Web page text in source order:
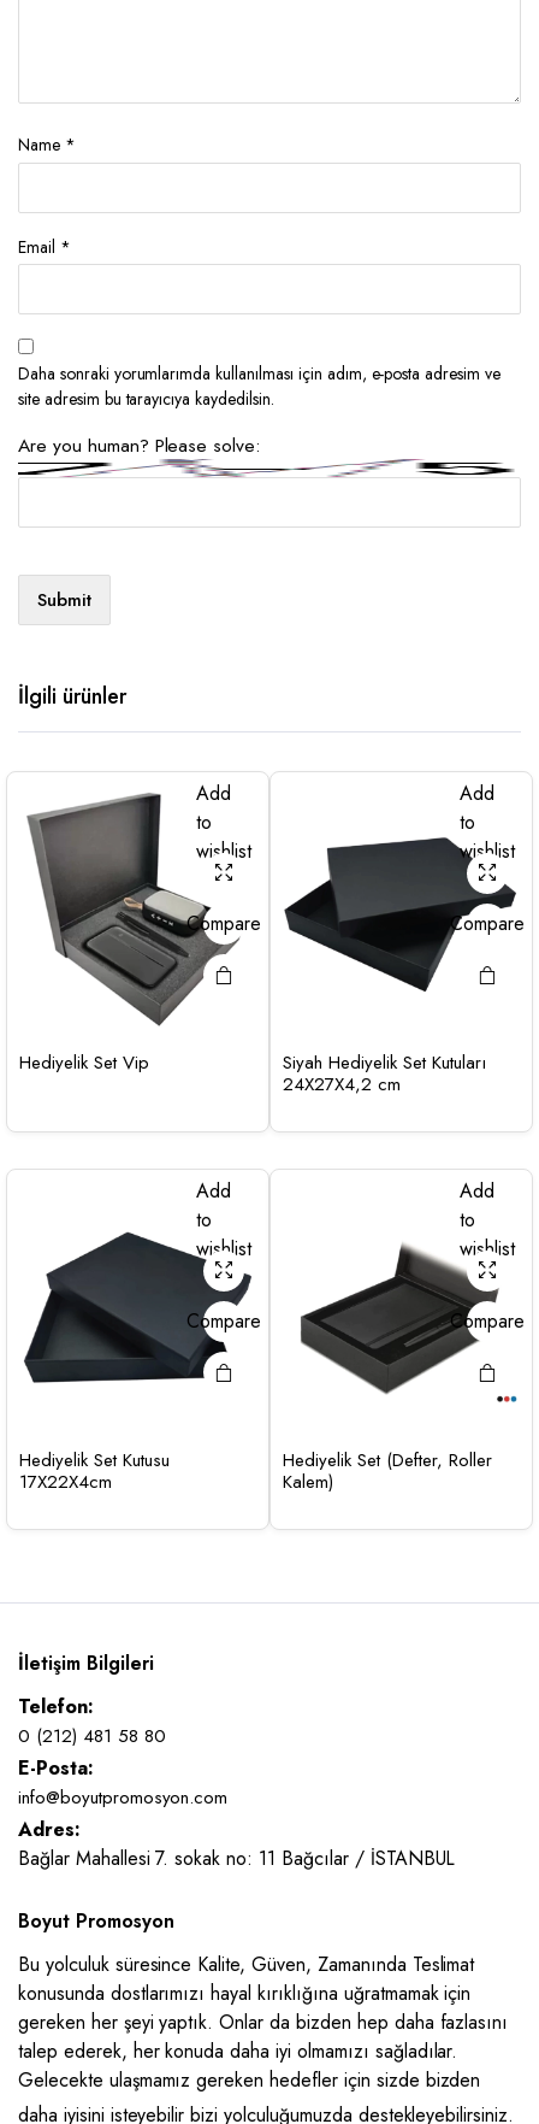
Name *
Email *
Daha sonraki yorumlarımda kullanılması için adım, e-posta adresim ve
site adresim bu tarayıcıya kaydedilsin.
Are you human? Please solve:
İlgili ürünler
Add
to
wishlist
Compare
Hediyelik Set Vip
Add
to
wishlist
Compare
Siyah Hediyelik Set Kutuları
24X27X4,2 cm
Add
to
wishlist
Compare
Hediyelik Set Kutusu
17X22X4cm
Add
to
wishlist
Compare
Hediyelik Set (Defter, Roller
Kalem)
İletişim Bilgileri
Telefon:
0 (212) 481 58 80
E-Posta:
info@boyutpromosyon.com
Adres:
Bağlar Mahallesi 7. sokak no: 11 Bağcılar / İSTANBUL
Boyut Promosyon
Bu yolculuk süresince Kalite, Güven, Zamanında Teslimat
konusunda dostlarımızı hayal kırıklığına uğratmamak için
gereken her şeyi yaptık. Onlar da bizden hep daha fazlasını
talep ederek, her konuda daha iyi olmamızı sağladılar.
Gelecekte ulaşmamız gereken hedefler için sizde bizden
daha iyisini isteyebilir bizi yolculuğumuzda destekleyebilirsiniz.